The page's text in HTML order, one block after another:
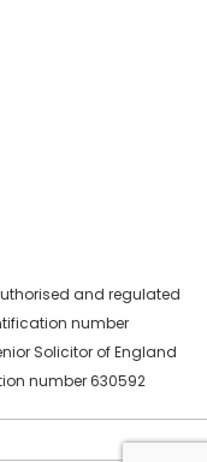
and regulated
number
Solicitor of England
number 630592